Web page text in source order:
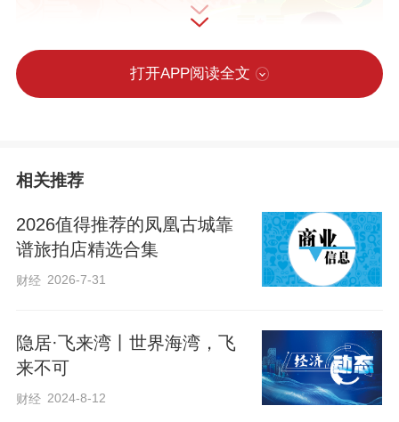
打开APP阅读全文
相关推荐
2026值得推荐的凤凰古城靠
谱旅拍店精选合集
财经 2026-7-31
隐居·飞来湾丨世界海湾，飞
来不可
财经 2024-8-12